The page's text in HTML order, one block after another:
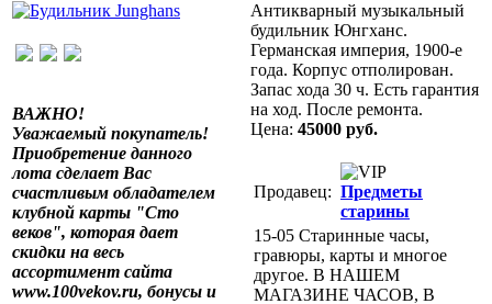
ВАЖНО!
Уважаемый покупатель!
Приобретение данного
лота сделает Вас
счастливым обладателем
клубной карты "Сто
веков", которая дает
скидки на весь
ассортимент сайта
www.100vekov.ru, бонусы и
Антикварный музыкальный
будильник Юнгханс.
Германская империя, 1900-е
года. Корпус отполирован.
Запас хода 30 ч. Есть гарантия
на ход. После ремонта.
Цена: 45000 руб.
Продавец: Предметы
старины
15-05 Старинные часы,
гравюры, карты и многое
другое. В НАШЕМ
МАГАЗИНЕ ЧАСОВ, В